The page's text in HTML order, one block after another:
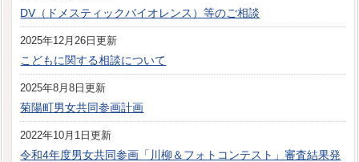
DV（ドメスティックバイオレンス）等のご相談
2025年12月26日更新
こどもに関する相談について
2025年8月8日更新
菊陽町男女共同参画計画
2022年10月1日更新
令和4年度男女共同参画「川柳＆フォトコンテスト」審査結果発